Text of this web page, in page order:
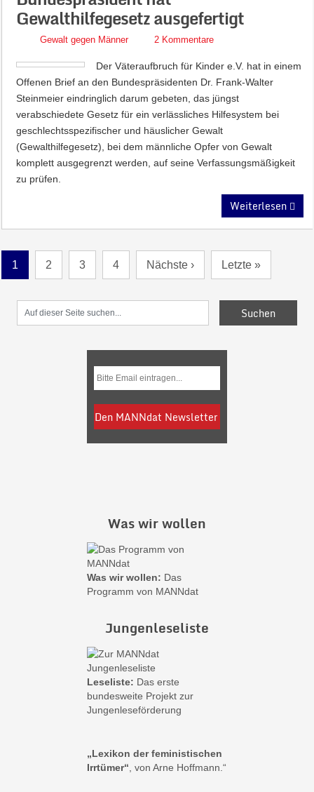
Gewalthilfegesetz ausgefertigt
Gewalt gegen Männer 2 Kommentare
Der Väteraufbruch für Kinder e.V. hat in einem
Offenen Brief an den Bundespräsidenten Dr. Frank-Walter
Steinmeier eindringlich darum gebeten, das jüngst
verabschiedete Gesetz für ein verlässliches Hilfesystem bei
geschlechtsspezifischer und häuslicher Gewalt
(Gewalthilfegesetz), bei dem männliche Opfer von Gewalt
komplett ausgegrenzt werden, auf seine Verfassungsmäßigkeit
zu prüfen.
Weiterlesen
1 2 3 4 Nächste › Letzte »
Was wir wollen
Was wir wollen: Das
Programm von MANNdat
Jungenleseliste
Leseliste: Das erste
bundesweite Projekt zur
Jungenleseförderung
„Lexikon der feministischen
Irrtümer“ , von Arne Hoffmann.“